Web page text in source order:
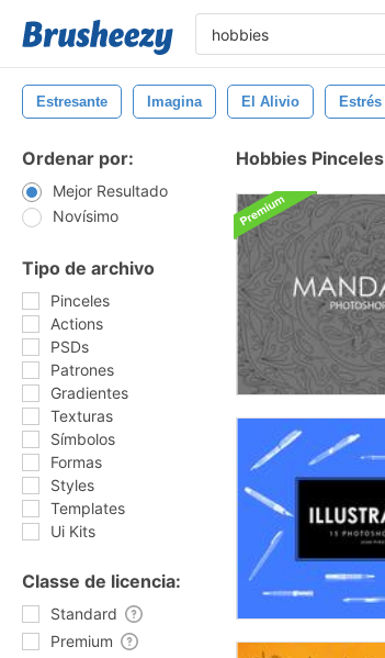
Estresante Imagina El Alivio Estrés
Ordenar por:
Mejor Resultado
Novísimo
Tipo de archivo
Pinceles
Actions
PSDs
Patrones
Gradientes
Texturas
Símbolos
Formas
Styles
Templates
Ui Kits
Classe de licencia:
Standard
Premium
Hobbies Pinceles